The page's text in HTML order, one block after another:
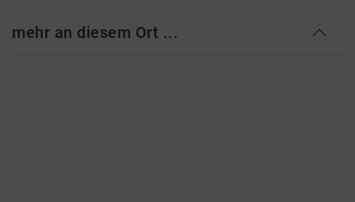
mehr an diesem Ort ...